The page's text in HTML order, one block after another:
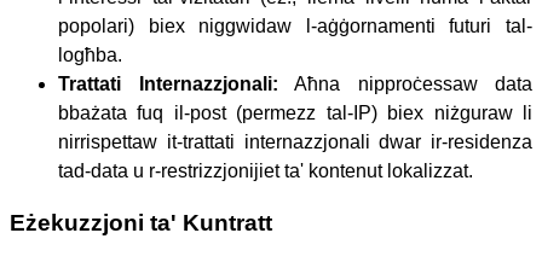
popolari) biex niggwidaw l-aġġornamenti futuri tal-
logħba.
Trattati Internazzjonali: Aħna nipproċessaw data
bbażata fuq il-post (permezz tal-IP) biex niżguraw li
nirrispettaw it-trattati internazzjonali dwar ir-residenza
tad-data u r-restrizzjonijiet ta' kontenut lokalizzat.
Eżekuzzjoni ta' Kuntratt